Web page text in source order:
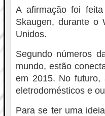
A afirmação foi
Skaugen, durante o
Unidos.
Segundo números
mundo, estão
em 2015. No futuro,
eletrodomésticos e
Para se ter uma